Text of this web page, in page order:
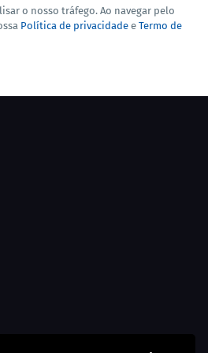
o nosso tráfego. Ao navegar pelo
Política de privacidade e Termo de